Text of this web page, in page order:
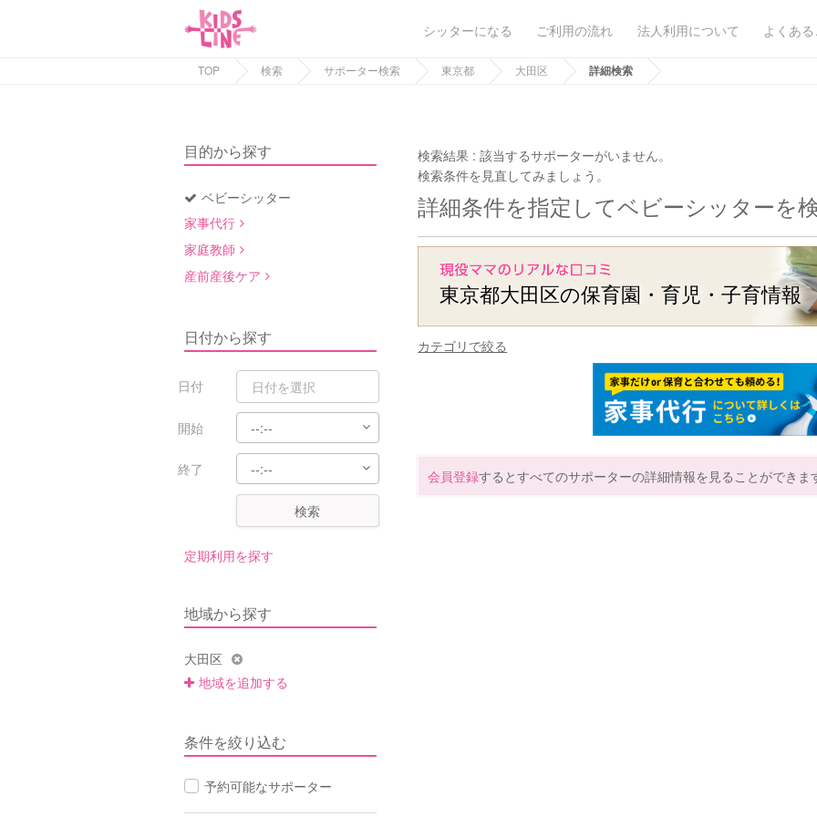
シッターになる ご利用の流れ 法人利用について よくあ
TOP 検索 サポーター検索 東京都 大田区 詳細検索
目的から探す
ベビーシッター
家事代行
家庭教師
産前産後ケア
日付から探す
日付
開始
終了
検索
定期利用を探す
地域から探す
大田区
地域を追加する
条件を絞り込む
予約可能なサポーター
検索結果 :該当するサポーターがいません。
検索条件を見直してみましょう。
詳細条件を指定してベビーシッターを
東京都大田区の保育園・育児・子育情報
カテゴリで絞る
会員登録するとすべてのサポーターの詳細情報を見ることができま